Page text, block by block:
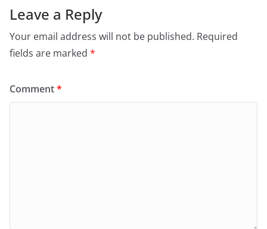
Leave a Reply
Your email address will not be published. Required
fields are marked *
Comment*